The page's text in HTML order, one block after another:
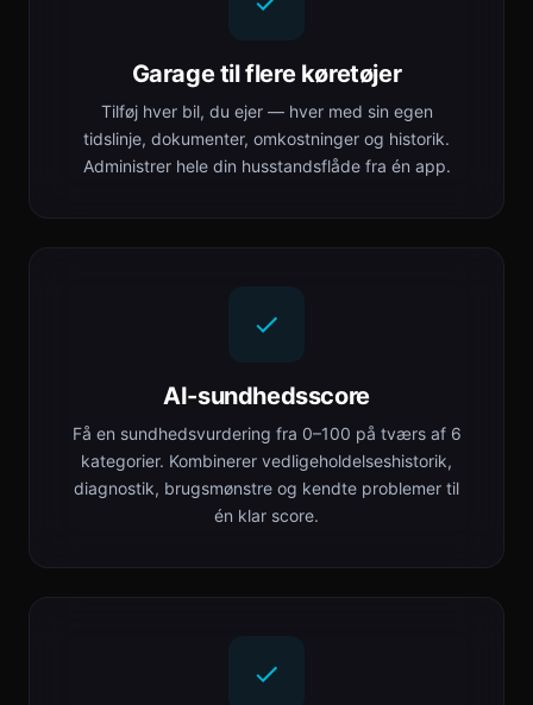
Garage til flere køretøjer
Tilføj hver bil, du ejer — hver med sin egen
tidslinje, dokumenter, omkostninger og historik.
Administrer hele din husstandsflåde fra én app.
AI-sundhedsscore
Få en sundhedsvurdering fra 0–100 på tværs af 6
kategorier. Kombinerer vedligeholdelseshistorik,
diagnostik, brugsmønstre og kendte problemer til
én klar score.